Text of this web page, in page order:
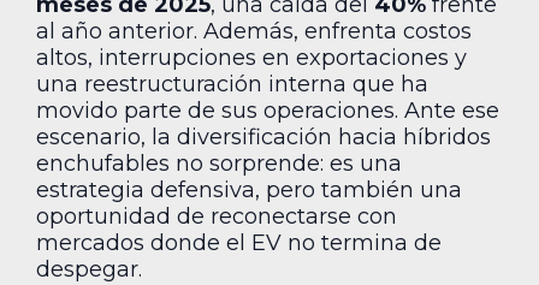
al año anterior. Además, enfrenta costos
altos, interrupciones en exportaciones y
una reestructuración interna que ha
movido parte de sus operaciones. Ante ese
escenario, la diversificación hacia híbridos
enchufables no sorprende: es una
estrategia defensiva, pero también una
oportunidad de reconectarse con
mercados donde el EV no termina de
despegar.